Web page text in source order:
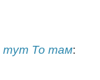
тут То там: